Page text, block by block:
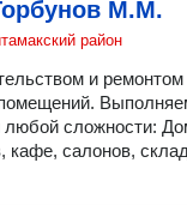
М.М.
район
и
слoжности:
кaфe, салонов,